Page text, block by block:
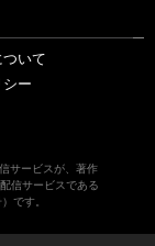
いて
ー
サービスが、著作
信サービスである
です。